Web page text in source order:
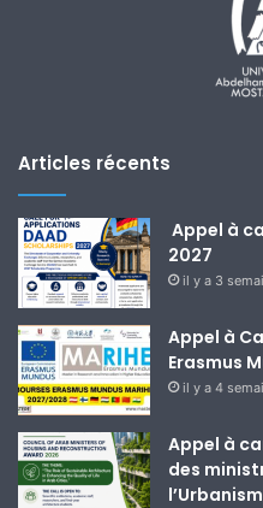
Articles récents
Appel à
2027
il y a 3
Appel à
Erasmus
il y a 4
Appel à
des